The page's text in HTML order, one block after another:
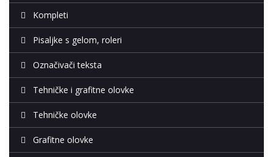
Kompleti
Pisaljke s gelom, roleri
Označivači teksta
Tehničke i grafitne olovke
Tehničke olovke
Grafitne olovke